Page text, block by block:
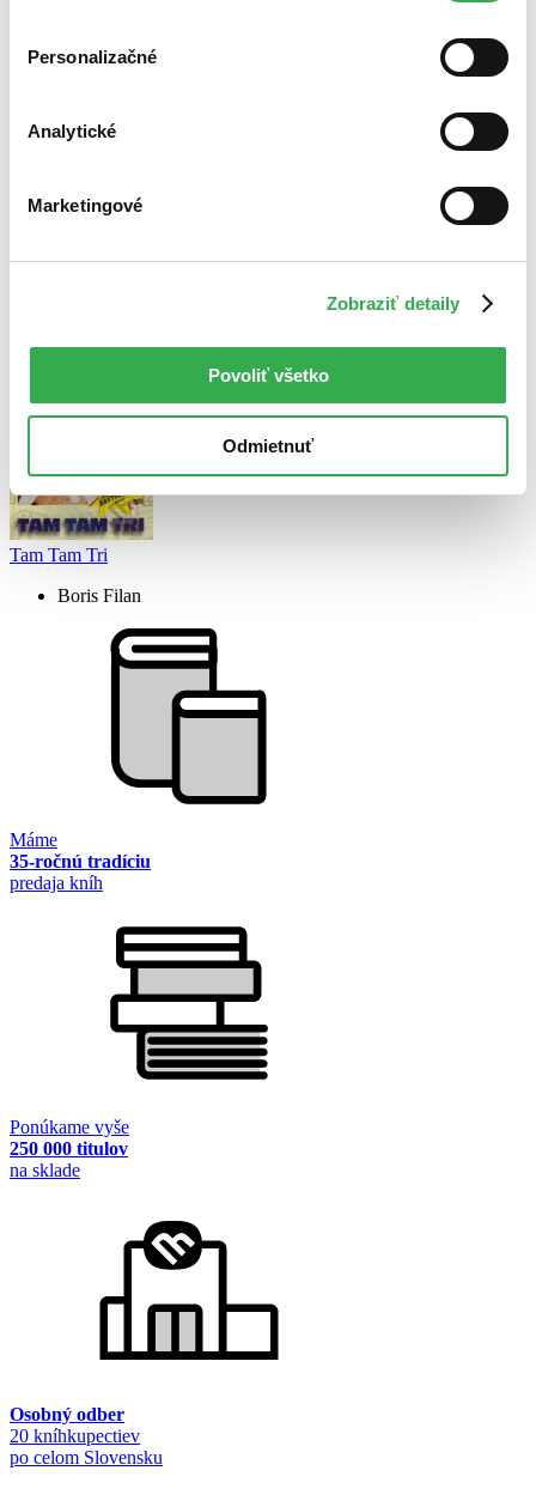
Personalizačné
Analytické
Marketingové
Zobraziť detaily
Povoliť všetko
Odmietnuť
Pridať citát
Tam Tam Tri
Boris Filan
Máme
35-ročnú tradíciu
predaja kníh
Ponúkame vyše
250 000 titulov
na sklade
Osobný odber
20 kníhkupectiev
po celom Slovensku